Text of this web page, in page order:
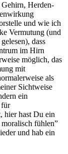
Herden-
und wie ich
Vermutung (und
dass
im Hirn
möglich, das
mit
als
Sichtweise
ein
für
hier hast Du ein
fühlen”
und hab ein